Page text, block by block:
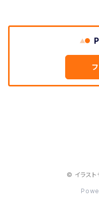
© イラスト